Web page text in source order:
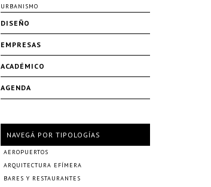
URBANISMO
DISEÑO
EMPRESAS
ACADÉMICO
AGENDA
NAVEGÁ POR TIPOLOGÍAS
AEROPUERTOS
ARQUITECTURA EFÍMERA
BARES Y RESTAURANTES